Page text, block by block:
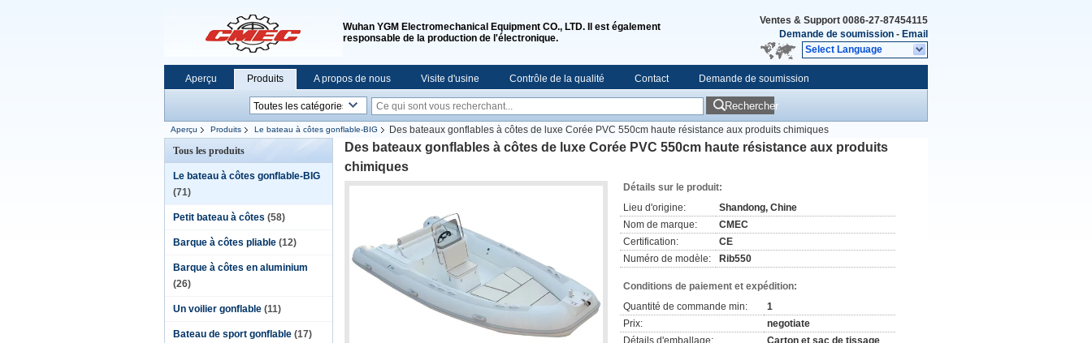
Wuhan YGM Electromechanical Equipment CO., LTD. Il est également
responsable de la production de l'électronique.
Ventes & Support 0086-27-87454115
Demande de soumission - Email
Select Language
Aperçu Produits A propos de nous Visite d'usine Contrôle de la qualité Contact Demande de soumission
Rechercher
Aperçu Produits Le bateau à côtes gonflable-BIG
Des bateaux gonflables à côtes de luxe Corée PVC 550cm haute résistance aux produits chimiques
Tous les produits
Le bateau à côtes gonflable-BIG
(71)
Petit bateau à côtes (58)
Barque à côtes pliable (12)
Barque à côtes en aluminium
(26)
Un voilier gonflable (11)
Bateau de sport gonflable (17)
Des bateaux gonflables à côtes de luxe Corée PVC 550cm haute résistance aux produits
chimiques
Détails sur le produit:
Lieu d'origine:
Shandong, Chine
Nom de marque:
CMEC
Certification:
CE
Numéro de modèle:
Rib550
Conditions de paiement et expédition:
Quantité de commande min:
1
Prix:
negotiate
Détails d'emballage:
Carton et sac de tissage